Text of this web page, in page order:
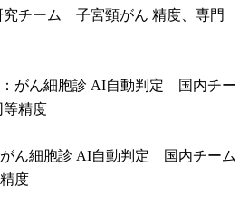
究チーム 子宮頸がん 精度、専門
：がん細胞診 AI自動判定 国内チー
等精度
ん細胞診 AI自動判定 国内チーム
度